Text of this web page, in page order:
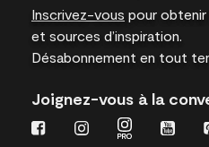
Inscrivez-vous pour
et sources d’inspiration.
Désabonnement en tout
Joignez-vous à la